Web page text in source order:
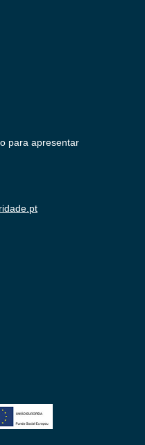
para apresentar